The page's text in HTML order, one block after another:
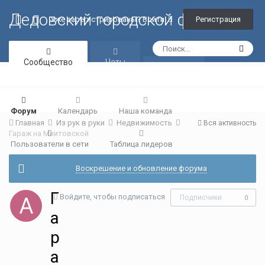
Дедовский городской форум
Уже зарегистрированы? Войти Регистрация
Сообщество
Форум Календарь Наша команда
Пользователи в сети Таблица лидеров
Чаты
Вся активность
Главная Из рук в руки
Недвижимость
Гараж на Миитовской
Воскрешение и обновление форума
Войдите, чтобы подписаться Подписчики 0
Г
а
р
а